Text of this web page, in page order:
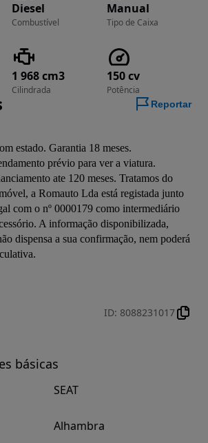
Diesel
Combustível
Manual
Tipo de Caixa
1 968 cm3
Cilindrada
150 cv
Potência
Reportar
estado. Garantia 18 meses.
prévio para ver a viatura.
ate 120 meses. Tratamos do
a Romauto Lda está registada junto
com o nº 0000179 como intermediário
A informação disponibilizada,
dispensa a sua confirmação, nem poderá
ID: 8088231017
básicas
SEAT
Alhambra